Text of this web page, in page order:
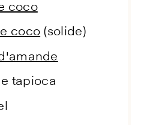
coco
coco (solide)
tapioca